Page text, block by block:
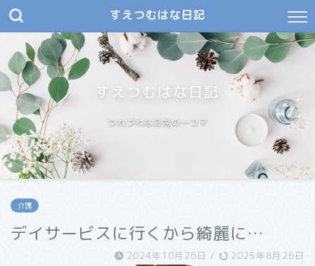
すえつむはな日記
すえつむはな日記
つれづれな日常の一コマ
介護
デイサービスに行くから綺麗に…
2024年10月26日 / 2025年8月26日